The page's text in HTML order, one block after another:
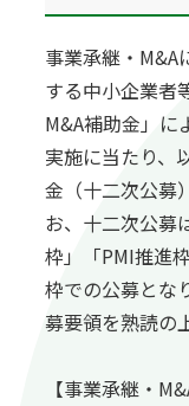
事業承継・M&A
する中小企業者
M&A補助金」に
実施に当たり、
金（十二次公募
お、十二次公募
枠」「PMI推進
枠での公募とな
募要領を熟読の
【事業承継・